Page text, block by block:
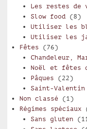
Les restes
Slow food (8)
Utiliser les
Utiliser les
Fêtes (76)
Chandeleur,
Noël et fêtes
Pâques (22)
Saint-Valentin
Non classé (1)
Régimes spéciaux
Sans gluten